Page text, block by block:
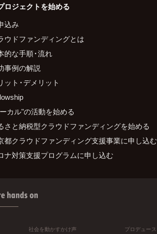
ロジェクトを始める
込み
ウドファンディングとは
的な手順・流れ
事例の解説
ット・デメリット
カル"の活動を始める
さと納税型クラウドファンディングを始める
都クラウドファンディング支援事業に申し込む
ナ対策支援プログラムに申し込む
hands on
社会を動かすかけ声 プロデュース